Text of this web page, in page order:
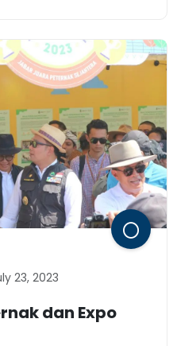
23, 2023
dan Expo